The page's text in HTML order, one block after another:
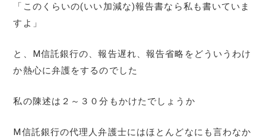
「このくらいの(いい加減な)報告書なら私も書いていま
すよ」
と、M信託銀行の、報告遅れ、報告省略をどういうわけ
か熱心に弁護をするのでした
私の陳述は２～３０分もかけたでしょうか
M信託銀行の代理人弁護士にはほとんどなにも言わなか